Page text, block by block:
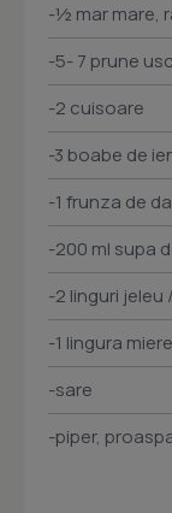
-½ mar mare,
-5- 7 prune
-2 cuisoare
-3 boabe de
-1 frunza de
-200 ml supa
-2 linguri
-1 lingura
-sare
-piper,